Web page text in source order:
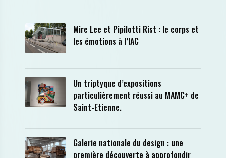
Mire Lee et Pipilotti Rist : le corps et
les émotions à l’IAC
Un triptyque d’expositions
particulièrement réussi au MAMC+ de
Saint-Etienne.
Galerie nationale du design : une
première découverte à approfondir